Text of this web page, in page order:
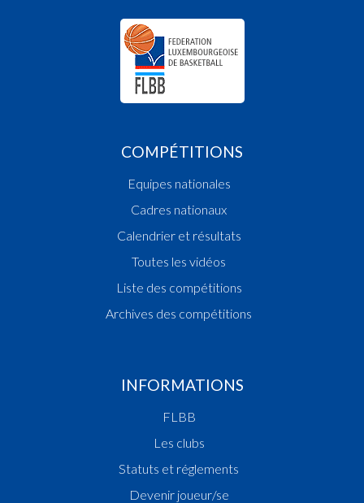
COMPÉTITIONS
Equipes nationales
Cadres nationaux
Calendrier et résultats
Toutes les vidéos
Liste des compétitions
Archives des compétitions
INFORMATIONS
FLBB
Les clubs
Statuts et réglements
Devenir joueur/se